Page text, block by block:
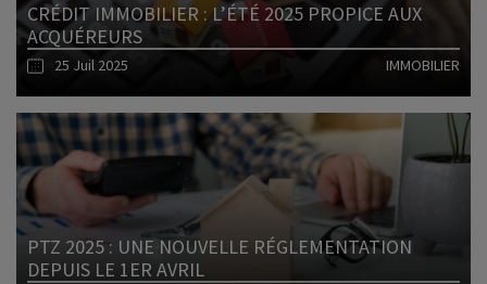
CRÉDIT IMMOBILIER : L’ÉTÉ 2025 PROPICE AUX
ACQUÉREURS
25 Juil 2025 IMMOBILIER
Lire l'article
PTZ 2025 : UNE NOUVELLE RÉGLEMENTATION
DEPUIS LE 1ER AVRIL